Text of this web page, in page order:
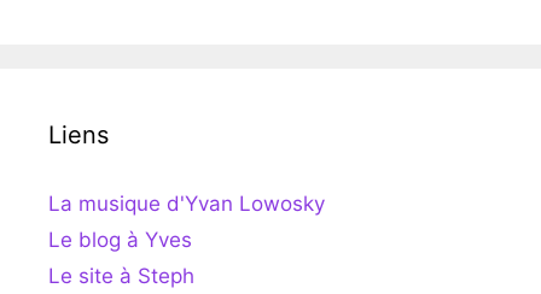
Liens
La musique d'Yvan Lowosky
Le blog à Yves
Le site à Steph